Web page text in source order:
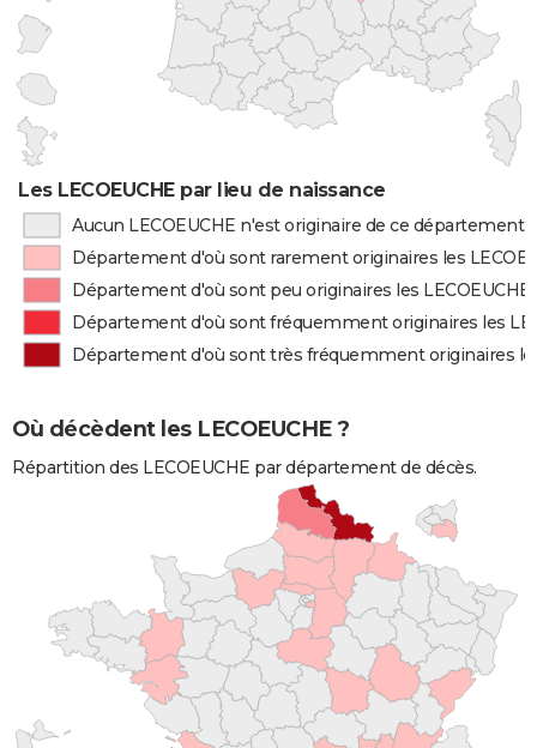
Les LECOEUCHE par lieu de naissance
Aucun LECOEUCHE n'est originaire de ce département
Département d'où sont rarement originaires les
Département d'où sont peu originaires les LECOEUCHE
Département d'où sont fréquemment originaires les
Département d'où sont très fréquemment originaires
Où décèdent les LECOEUCHE ?
Répartition des LECOEUCHE par département de décès.